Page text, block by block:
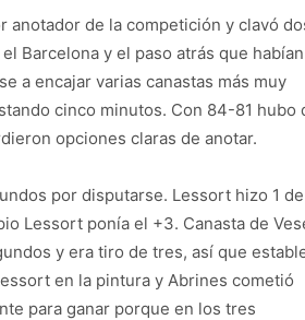
de la competición y clavó
Barcelona y el paso atrás que habían
a encajar varias canastas más muy
cinco minutos. Con 84-81 hubo
opciones claras de anotar.
por disputarse. Lessort hizo 1
Lessort ponía el +3. Canasta de
y era tiro de tres, así que
en la pintura y Abrines cometió
para ganar porque en los tres